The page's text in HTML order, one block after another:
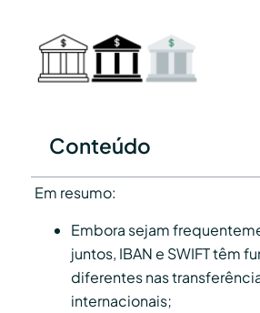
Conteúdo
Em resumo:
Embora sejam
juntos, IBAN e SWIFT têm
diferentes nas
internacionais;